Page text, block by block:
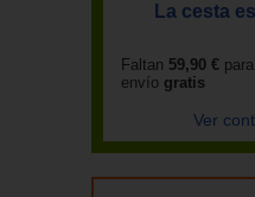
La cesta
Faltan 59,90 €
envío gratis
Ver